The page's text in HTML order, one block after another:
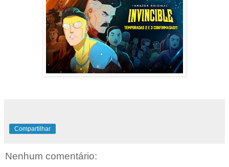
Compartilhar
Nenhum comentário: